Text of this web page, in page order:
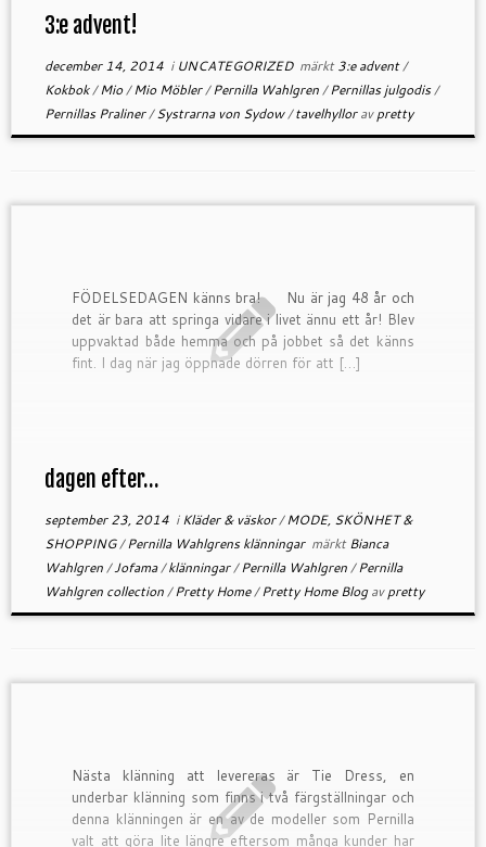
3:e advent!
december 14, 2014i UNCATEGORIZED märkt3:e advent/
Kokbok/Mio/Mio Möbler/Pernilla Wahlgren/Pernillas julgodis/
Pernillas Praliner/Systrarna von Sydow/tavelhylloravpretty
FÖDELSEDAGEN känns bra!
Nu är jag 48 år och
det är bara att springa vidare i livet ännu ett år! Blev
uppvaktad både hemma och på jobbet så det känns
fint. I dag när jag öppnade dörren för att […]
dagen efter…
september 23, 2014iKläder & väskor/MODE, SKÖNHET &
SHOPPING/Pernilla Wahlgrens klänningar märktBianca
Wahlgren/Jofama/klänningar/Pernilla Wahlgren/Pernilla
Wahlgren collection/Pretty Home/Pretty Home Blogavpretty
Nästa klänning att levereras är Tie Dress, en
underbar klänning som finns i två färgställningar och
denna klänningen är en av de modeller som Pernilla
valt att göra lite längre eftersom många kunder har